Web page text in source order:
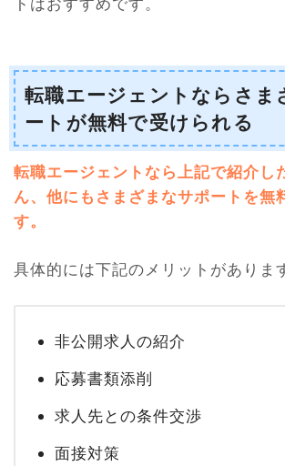
転職エージェントならさま
ートが無料で受けられる
転職エージェントなら上記で紹介し
ん、他にもさまざまなサポートを無
す。
具体的には下記のメリットがありま
非公開求人の紹介
応募書類添削
求人先との条件交渉
面接対策